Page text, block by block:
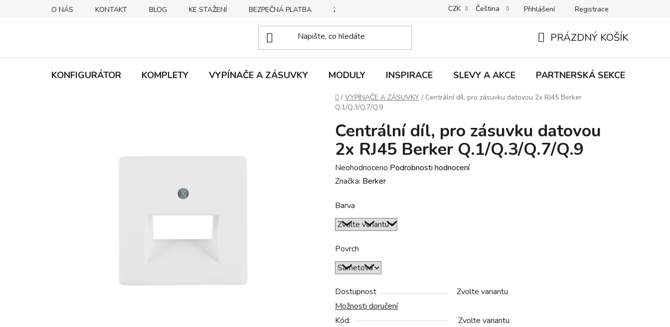
O NÁS KONTAKT BLOG KE STAŽENÍ BEZPEČNÁ PLATBA ZPŮSOBY DORUČENÍ REKLAMACE | VRÁCENÍ | VÝMĚNA ZBOŽÍ B2C VŠEOBECNÉ
CZK Čeština Přihlášení Registrace
KOŠÍK
PRÁZDNÝ KOŠÍK
KONFIGURÁTOR KOMPLETY VYPÍNAČE A ZÁSUVKY MODULY INSPIRACE SLEVY A AKCE PARTNERSKÁ SEKCE
Domů
/ VYPÍNAČE A ZÁSUVKY / Centrální díl, pro zásuvku datovou 2x RJ45 Berker
Q.1/Q.3/Q.7/Q.9
Centrální díl, pro zásuvku datovou
2x RJ45 Berker Q.1/Q.3/Q.7/Q.9
Průměrné
hodnocení
je
0,0
z
5
hvězdiček.
Neohodnoceno Podrobnosti hodnocení
Značka: Berker
Barva
Povrch
Dostupnost
Zvolte variantu
Možnosti doručení
Kód:
Zvolte variantu